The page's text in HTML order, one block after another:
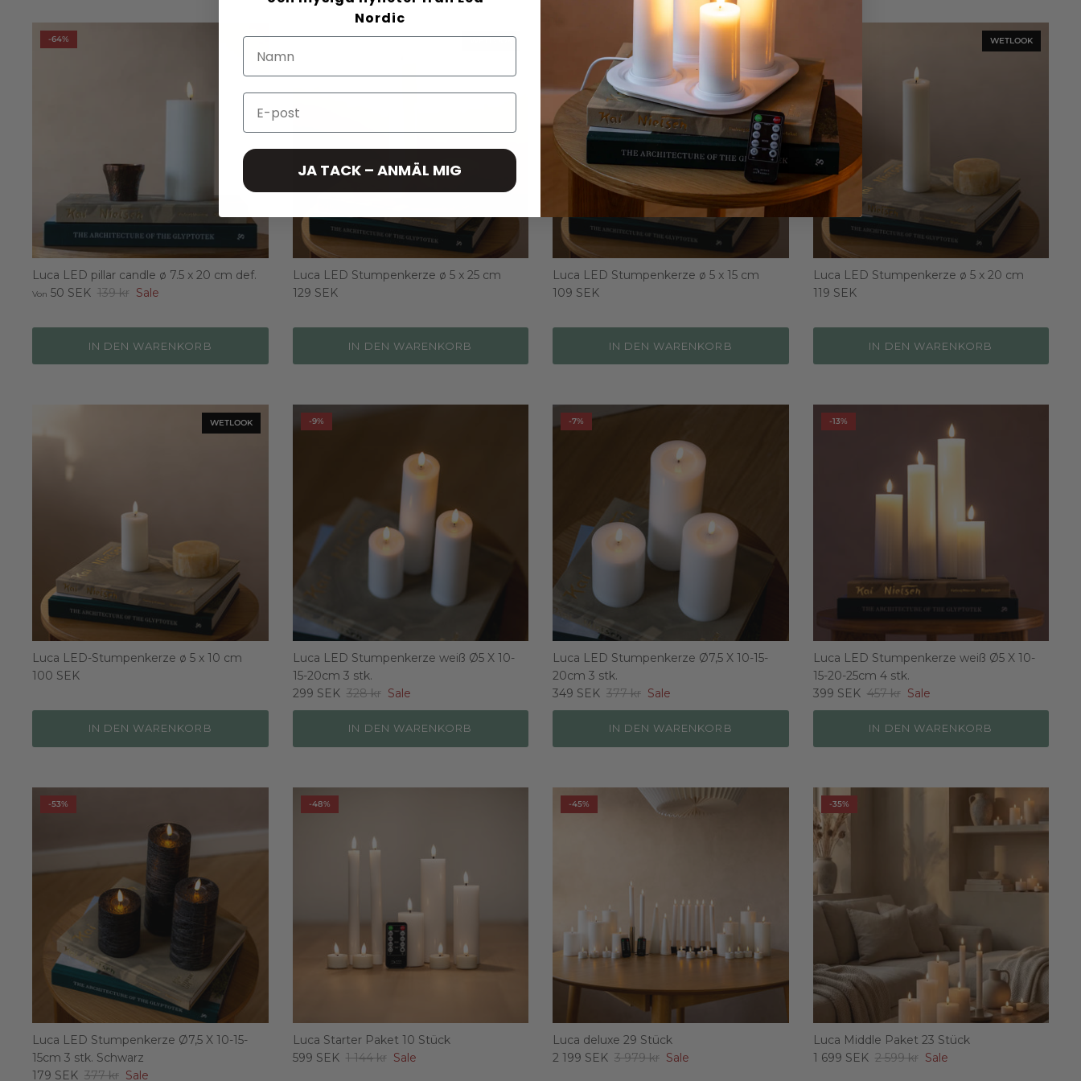
-64%
Luca LED pillar candle ø 7.5 x 20 cm def.
Von 50 SEK 139 kr Sale
IN DEN WARENKORB
WETLOOK
Luca LED Stumpenkerze ø 5 x 25 cm
129 SEK
IN DEN WARENKORB
Luca LED Stumpenkerze ø 5 x 15 cm
109 SEK
IN DEN WARENKORB
WETLOOK
Luca LED Stumpenkerze ø 5 x 20 cm
119 SEK
IN DEN WARENKORB
WETLOOK
Luca LED-Stumpenkerze ø 5 x 10 cm
100 SEK
IN DEN WARENKORB
-9%
Luca LED Stumpenkerze weiß Ø5 X 10-
15-20cm 3 stk.
299 SEK 328 kr Sale
IN DEN WARENKORB
-7%
Luca LED Stumpenkerze Ø7,5 X 10-15-
20cm 3 stk.
349 SEK 377 kr Sale
IN DEN WARENKORB
-13%
Luca LED Stumpenkerze weiß Ø5 X 10-
15-20-25cm 4 stk.
399 SEK 457 kr Sale
IN DEN WARENKORB
-53%
Luca LED Stumpenkerze Ø7,5 X 10-15-
15cm 3 stk. Schwarz
179 SEK 377 kr Sale
-48%
Luca Starter Paket 10 Stück
599 SEK 1 144 kr Sale
-45%
Luca deluxe 29 Stück
2 199 SEK 3 979 kr Sale
-35%
Luca Middle Paket 23 Stück
1 699 SEK 2 599 kr Sale
Nordic
Email
JA TACK – ANMÄL MIG